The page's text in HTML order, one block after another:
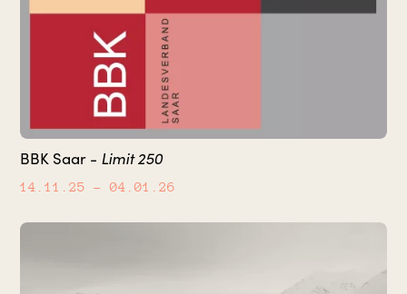
BBK Saar - Limit 250
14.11.25 – 04.01.26